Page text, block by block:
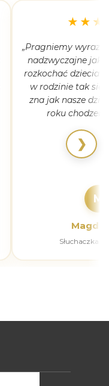
„Pragniemy wyrazić
nadzwyczajne jak
rozkochać
w rodzinie tak się
zna jak nasze
roku
M
Słuchaczka
❯